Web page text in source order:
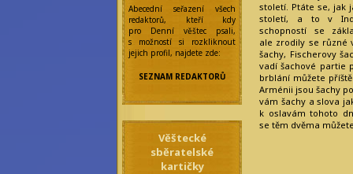
Eilonwy Ellesméry
Zakladatelka:
Anseiola Jasmis
Rawenclav
Korektoři:
Nocturne
Frobisherová
Maraike Auri
Nordahl
Maya Prinz
Meningitida
Abecední seřazení všech
redaktorů, kteří kdy
pro Denní věštec psali,
s možností si rozkliknout
jejich profil, najdete zde:
SEZNAM REDAKTORŮ
Věštecké
sběratelské
kartičky
století. Ptáte se, jak
století, a to v
schopností se
ale zrodily se různé
šachy, Fischerovy
vadí šachové partie
brblání můžete
Arménii jsou šachy
vám šachy a slova
k oslavám tohoto
se těm dvěma